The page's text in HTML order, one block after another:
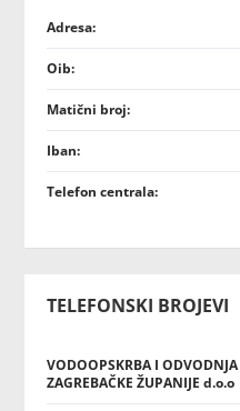
Adresa:
Oib:
Matični broj:
Iban:
Telefon centrala:
TELEFONSKI BROJEVI
VODOOPSKRBA I ODVODNJA
ZAGREBAČKE ŽUPANIJE d.o.o